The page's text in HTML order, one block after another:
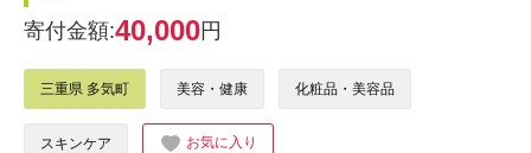
寄付金額:40,000円
三重県 多気町 美容・健康 化粧品・美容品
スキンケア お気に入り